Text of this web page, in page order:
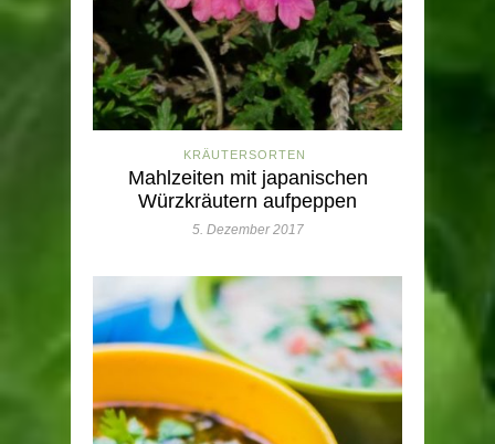
KRÄUTERSORTEN
Mahlzeiten mit japanischen
Würzkräutern aufpeppen
5. Dezember 2017